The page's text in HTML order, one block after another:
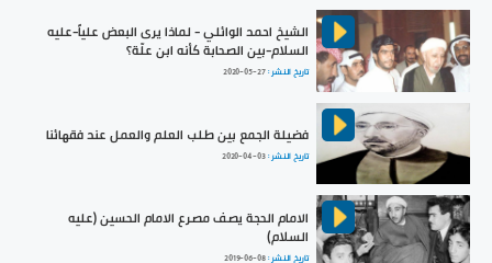
الشيخ احمد الوائلي - لماذا يرى البعض علياً-عليه
السلام-بين الصحابة كأنه ابن علّة؟
تاريخ النشر :2020-05-27
فضيلة الجمع بين طلب العلم والعمل عند فقهائنا
تاريخ النشر :2020-04-03
الامام الحجة يصف مصرع الامام الحسين (عليه
السلام)
تاريخ النشر :2019-06-08